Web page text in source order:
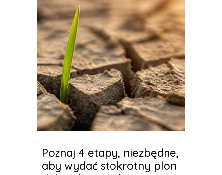
Poznaj 4 etapy, niezbędne,
aby wydać stokrotny plon